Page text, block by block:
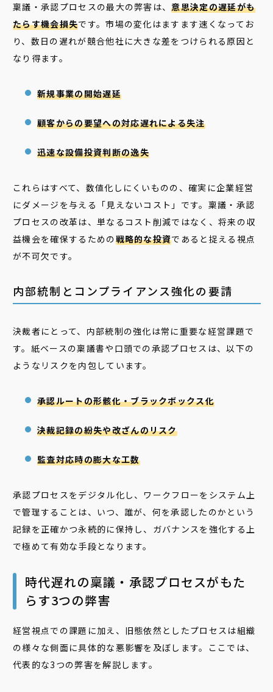
稟議・承認プロセスの最大の弊害は、意思決定の遅延がも
たらす機会損失です。市場の変化はますます速くなってお
り、数日の遅れが競合他社に大きな差をつけられる原因と
なり得ます。
新規事業の開始遅延
顧客からの要望への対応遅れによる失注
迅速な設備投資判断の逸失
これらはすべて、数値化しにくいものの、確実に企業経営
にダメージを与える「見えないコスト」です。稟議・承認
プロセスの改革は、単なるコスト削減ではなく、将来の収
益機会を確保するための戦略的な投資であると捉える視点
が不可欠です。
内部統制とコンプライアンス強化の要請
決裁者にとって、内部統制の強化は常に重要な経営課題で
す。紙ベースの稟議書や口頭での承認プロセスは、以下の
ようなリスクを内包しています。
承認ルートの形骸化・ブラックボックス化
決裁記録の紛失や改ざんのリスク
監査対応時の膨大な工数
承認プロセスをデジタル化し、ワークフローをシステム上
で管理することは、いつ、誰が、何を承認したのかという
記録を正確かつ永続的に保持し、ガバナンスを強化する上
で極めて有効な手段となります。
時代遅れの稟議・承認プロセスがもた
らす3つの弊害
経営視点での課題に加え、旧態依然としたプロセスは組織
の様々な側面に具体的な悪影響を及ぼします。ここでは、
代表的な3つの弊害を解説します。